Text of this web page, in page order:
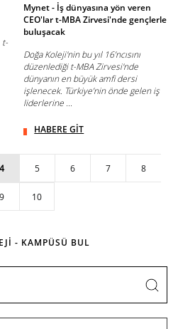
t-
Mynet - İş dünyasına yön veren
CEO'lar t-MBA Zirvesi'nde gençlerle
buluşacak
Doğa Koleji'nin bu yıl 16’ncısını
düzenlediği t-MBA Zirvesi'nde
dünyanın en büyük amfi dersi
işlenecek. Türkiye’nin önde gelen iş
liderlerine ...
HABERE GİT
4 5 6 7 8
9 10
- KAMPÜSÜ BUL